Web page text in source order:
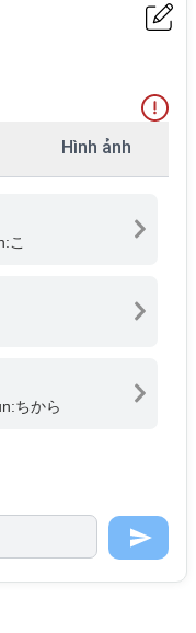
Hình ảnh
こ
ちから